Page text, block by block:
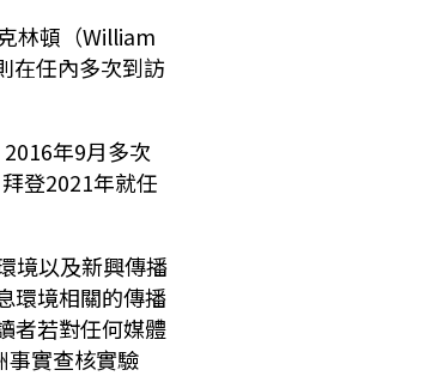
林頓（William
在任內多次到訪
年9月多次
登2021年就任
境以及新興傳播
環境相關的傳播
者若對任何媒體
事實查核實驗